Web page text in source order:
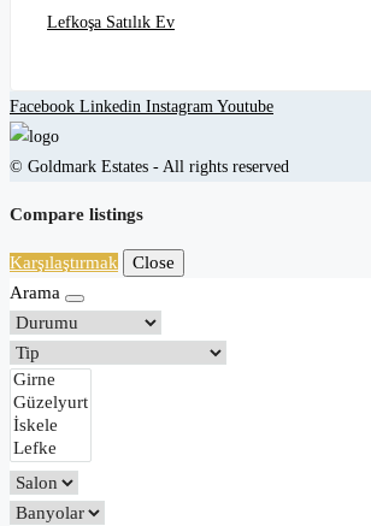
Lefkoşa Satılık Ev
Facebook Linkedin Instagram Youtube
© Goldmark Estates - All rights reserved
Compare listings
Karşılaştırmak
Close
Arama